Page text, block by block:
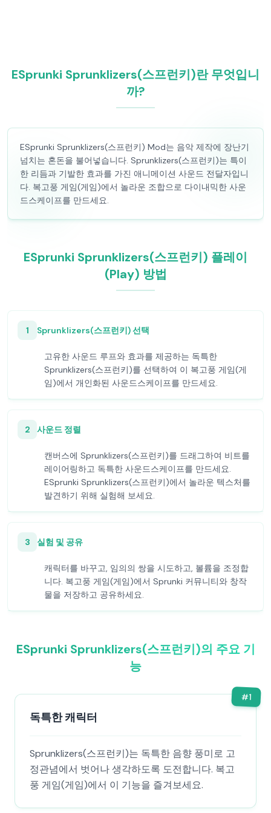
ESprunki Sprunklizers(스프런키)란 무엇입니
까?
ESprunki Sprunklizers(스프런키) Mod는 음악 제작에 장난기
넘치는 혼돈을 불어넣습니다. Sprunklizers(스프런키)는 특이
한 리듬과 기발한 효과를 가진 애니메이션 사운드 전달자입니
다. 복고풍 게임(게임)에서 놀라운 조합으로 다이내믹한 사운
드스케이프를 만드세요.
ESprunki Sprunklizers(스프런키) 플레이
(Play) 방법
1 Sprunklizers(스프런키) 선택
고유한 사운드 루프와 효과를 제공하는 독특한
Sprunklizers(스프런키)를 선택하여 이 복고풍 게임(게
임)에서 개인화된 사운드스케이프를 만드세요.
2 사운드 정렬
캔버스에 Sprunklizers(스프런키)를 드래그하여 비트를
레이어링하고 독특한 사운드스케이프를 만드세요.
ESprunki Sprunklizers(스프런키)에서 놀라운 텍스처를
발견하기 위해 실험해 보세요.
3 실험 및 공유
캐릭터를 바꾸고, 임의의 쌍을 시도하고, 볼륨을 조정합
니다. 복고풍 게임(게임)에서 Sprunki 커뮤니티와 창작
물을 저장하고 공유하세요.
ESprunki Sprunklizers(스프런키)의 주요 기
능
#1
독특한 캐릭터
Sprunklizers(스프런키)는 독특한 음향 풍미로 고
정관념에서 벗어나 생각하도록 도전합니다. 복고
풍 게임(게임)에서 이 기능을 즐겨보세요.